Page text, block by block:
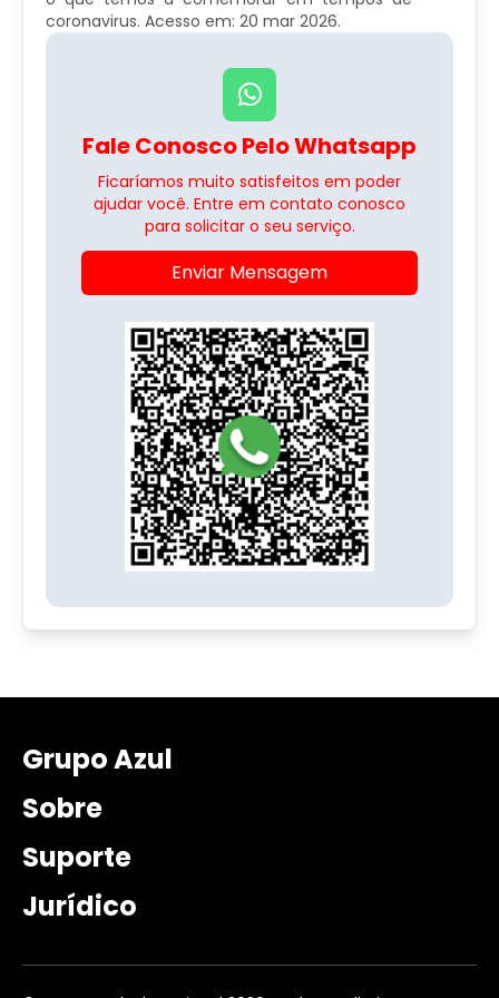
coronavirus. Acesso em: 20 mar 2026.
Fale Conosco Pelo Whatsapp
Ficaríamos muito satisfeitos em poder
ajudar você. Entre em contato conosco
para solicitar o seu serviço.
Enviar Mensagem
Grupo Azul
Sobre
Suporte
Jurídico